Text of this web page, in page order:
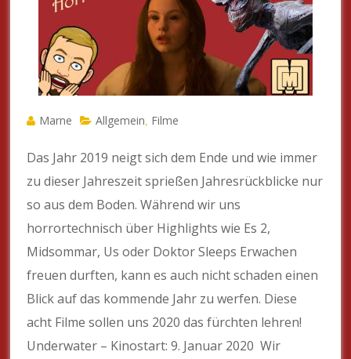
Marne Allgemein Filme
Das Jahr 2019 neigt sich dem Ende und wie immer
zu dieser Jahreszeit sprießen Jahresrückblicke nur
so aus dem Boden. Während wir uns
horrortechnisch über Highlights wie Es 2,
Midsommar, Us oder Doktor Sleeps Erwachen
freuen durften, kann es auch nicht schaden einen
Blick auf das kommende Jahr zu werfen. Diese
acht Filme sollen uns 2020 das fürchten lehren!
Underwater – Kinostart: 9. Januar 2020 Wir